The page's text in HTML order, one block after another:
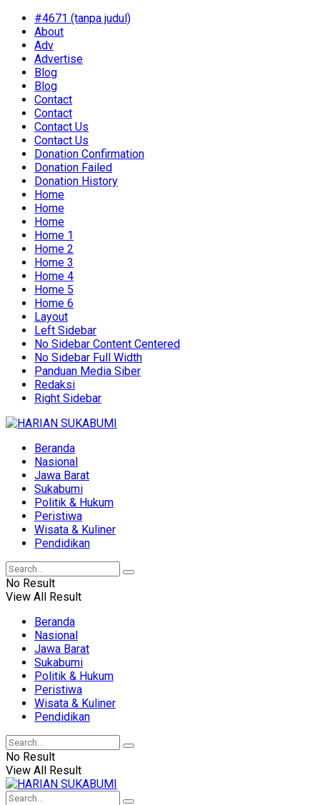
#4671 (tanpa judul)
About
Adv
Advertise
Blog
Blog
Contact
Contact
Contact Us
Contact Us
Donation Confirmation
Donation Failed
Donation History
Home
Home
Home
Home 1
Home 2
Home 3
Home 4
Home 5
Home 6
Layout
Left Sidebar
No Sidebar Content Centered
No Sidebar Full Width
Panduan Media Siber
Redaksi
Right Sidebar
Beranda
Nasional
Jawa Barat
Sukabumi
Politik & Hukum
Peristiwa
Wisata & Kuliner
Pendidikan
No Result
View All Result
Beranda
Nasional
Jawa Barat
Sukabumi
Politik & Hukum
Peristiwa
Wisata & Kuliner
Pendidikan
No Result
View All Result